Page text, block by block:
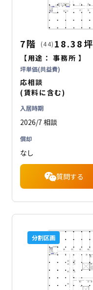
7階 (44) 18.38坪
【用途：事務所 】
坪単価(共益費)
応相談
(賃料に含む)
入居時期
2026/7 相談
償却
なし
質問する
分割区画